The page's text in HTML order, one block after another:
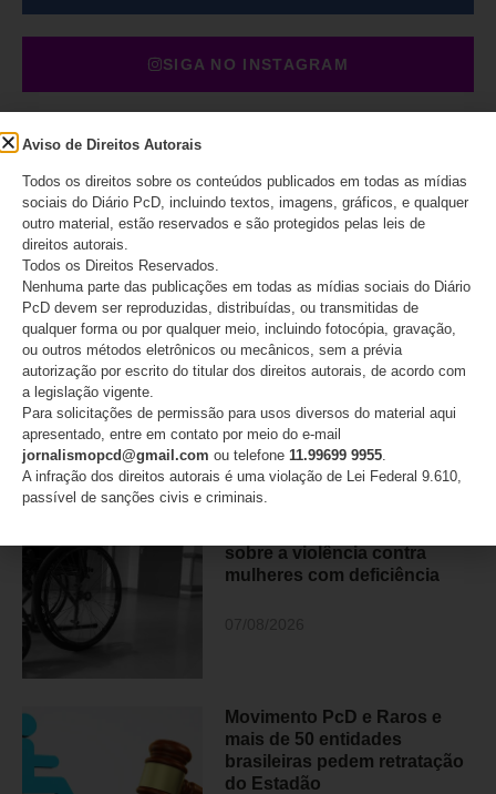
SIGA NO INSTAGRAM
SIGA NO TIKTOK
DESTAQUES
O IMESC não acabou:
decisão cria novas dúvidas
para o IPVA PcD em São
Paulo
07/08/2026
Lei Maria da Penha completa
sobre a violência contra
mulheres com deficiência
Movimento PcD e Raros e
mais de 50 entidades
brasileiras pedem retratação
do Estadão
Aviso de Direitos Autorais
Todos os direitos sobre os conteúdos publicados em todas as mídias
sociais do Diário PcD, incluindo textos, imagens, gráficos, e qualquer
outro material, estão reservados e são protegidos pelas leis de
direitos autorais.
Todos os Direitos Reservados.
Nenhuma parte das publicações em todas as mídias sociais do Diário
PcD devem ser reproduzidas, distribuídas, ou transmitidas de
qualquer forma ou por qualquer meio, incluindo fotocópia, gravação,
ou outros métodos eletrônicos ou mecânicos, sem a prévia
autorização por escrito do titular dos direitos autorais, de acordo com
a legislação vigente.
Para solicitações de permissão para usos diversos do material aqui
apresentado, entre em contato por meio do e-mail
jornalismopcd@gmail.com ou telefone 11.99699 9955.
A infração dos direitos autorais é uma violação de Lei Federal 9.610,
passível de sanções civis e criminais.